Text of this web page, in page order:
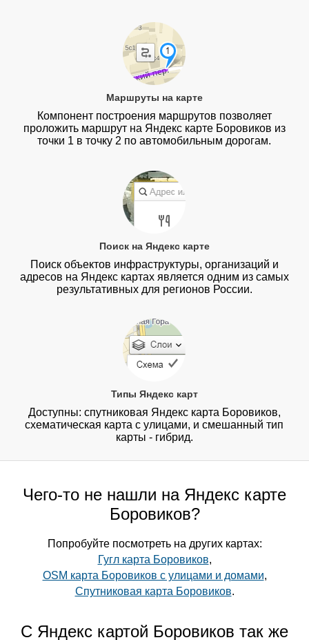
Маршруты на карте
Компонент построения маршрутов позволяет
проложить маршрут на Яндекс карте Боровиков из
точки 1 в точку 2 по автомобильным дорогам.
Поиск на Яндекс карте
Поиск объектов инфраструктуры, организаций и
адресов на Яндекс картах является одним из самых
результативных для регионов России.
Типы Яндекс карт
Доступны: спутниковая Яндекс карта Боровиков,
схематическая карта с улицами, и смешанный тип
карты - гибрид.
Чего-то не нашли на Яндекс карте
Боровиков?
Попробуйте посмотреть на других картах:
Гугл карта Боровиков,
OSM карта Боровиков с улицами и домами,
Спутниковая карта Боровиков.
С Яндекс картой Боровиков так же